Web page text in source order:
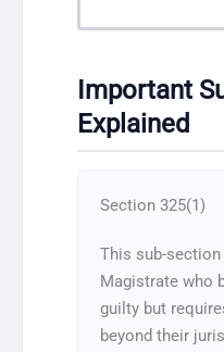
Important
Explained
Section 325(1)
This sub-
Magistrate who
guilty but
beyond their